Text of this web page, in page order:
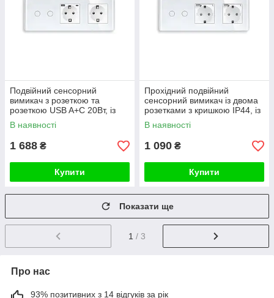
Подвійний сенсорний
вимикач з розеткою та
розеткою USB A+C 20Вт, із
заземленням і шторками
ELIOS білий скло
В наявності
1 688 ₴
Купити
Прохідний подвійний
сенсорний вимикач із двома
розетками з кришкою IP44, із
заземленням ELIOS білий
скло
В наявності
1 090 ₴
Купити
Показати ще
1 / 3
Про нас
93% позитивних з 14 відгуків за рік